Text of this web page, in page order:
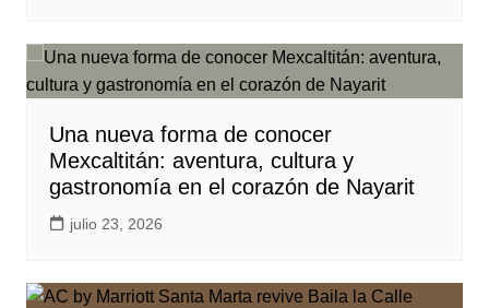
Una nueva forma de conocer
Mexcaltitán: aventura, cultura y
gastronomía en el corazón de Nayarit
julio 23, 2026